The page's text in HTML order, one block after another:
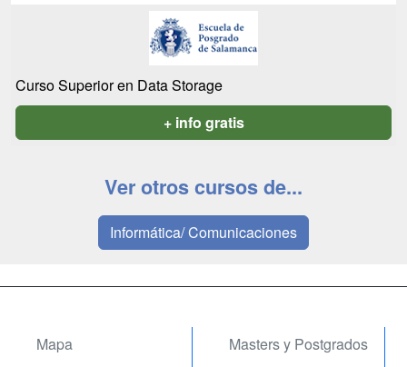
Curso Superior en Data Storage
+ info gratis
Ver otros cursos de...
Informática/ Comunicaciones
Mapa
Masters y Postgrados